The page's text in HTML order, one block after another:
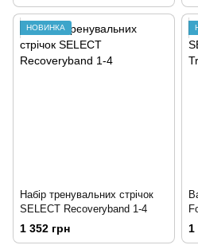
НОВИНКА
Набір тренувальних стрічок
SELECT Recoveryband 1-4
1 352 грн 1